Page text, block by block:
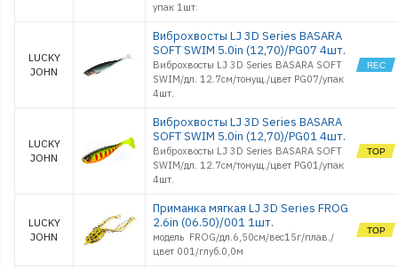
упак 1шт.
LUCKY
JOHN
Виброхвосты LJ 3D Series BASARA
SOFT SWIM 5.0in (12,70)/PG07 4шт.
Виброхвосты LJ 3D Series BASARA SOFT
SWIM/дл. 12.7см/тонущ./цвет PG07/упак
4шт.
LUCKY
JOHN
Виброхвосты LJ 3D Series BASARA
SOFT SWIM 5.0in (12,70)/PG01 4шт.
Виброхвосты LJ 3D Series BASARA SOFT
SWIM/дл. 12.7см/тонущ./цвет PG01/упак
4шт.
LUCKY
JOHN
Приманка мягкая LJ 3D Series FROG
2.6in (06.50)/001 1шт.
модель FROG/дл.6,50см/вес15г/плав./
цвет 001/глуб.0,0м